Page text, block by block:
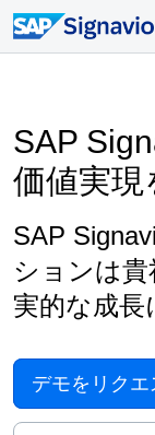
SAP
価値実現
SAP
ションは
実的な成
デモをリクエ